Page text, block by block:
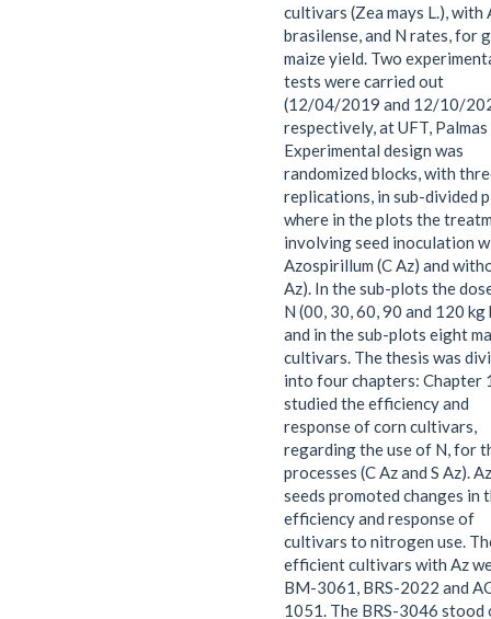
cultivars (Zea mays L.), with
brasilense, and N rates, for
maize yield. Two
tests were carried out
(12/04/2019 and 12/10/
respectively, at UFT, Palmas
Experimental design was
randomized blocks, with
replications, in sub-divided
where in the plots the
involving seed inoculation
Azospirillum (C Az) and
Az). In the sub-plots the
N (00, 30, 60, 90 and 120 kg
and in the sub-plots eight
cultivars. The thesis was
into four chapters: Chapter
studied the efficiency and
response of corn cultivars,
regarding the use of N, for
processes (C Az and S Az).
seeds promoted changes in
efficiency and response of
cultivars to nitrogen use.
efficient cultivars with Az
BM-3061, BRS-2022 and
1051. The BRS-3046 stood